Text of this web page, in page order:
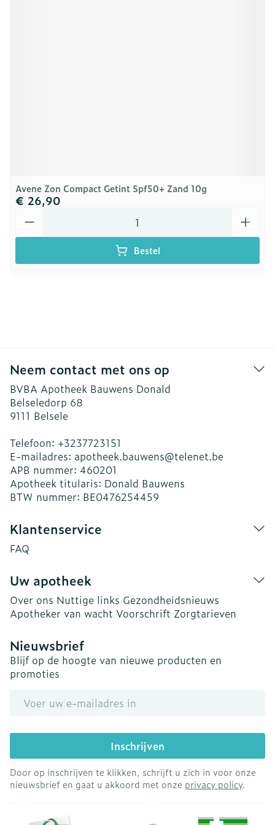
Avene Zon Compact Getint Spf50+ Zand 10g
€ 26,90
Bestel
Neem contact met ons op
BVBA Apotheek Bauwens Donald
Belseledorp 68
9111 Belsele
Telefoon: +3237723151
E-mailadres: apotheek.bauwens@telenet.be
APB nummer: 460201
Apotheek titularis: Donald Bauwens
BTW nummer: BE0476254459
Klantenservice
FAQ
Uw apotheek
Over ons Nuttige links Gezondheidsnieuws
Apotheker van wacht Voorschrift Zorgtarieven
Nieuwsbrief
Blijf op de hoogte van nieuwe producten en
promoties
Inschrijven
Door op inschrijven te klikken, schrijft u zich in voor onze
nieuwsbrief en gaat u akkoord met onze privacy policy.